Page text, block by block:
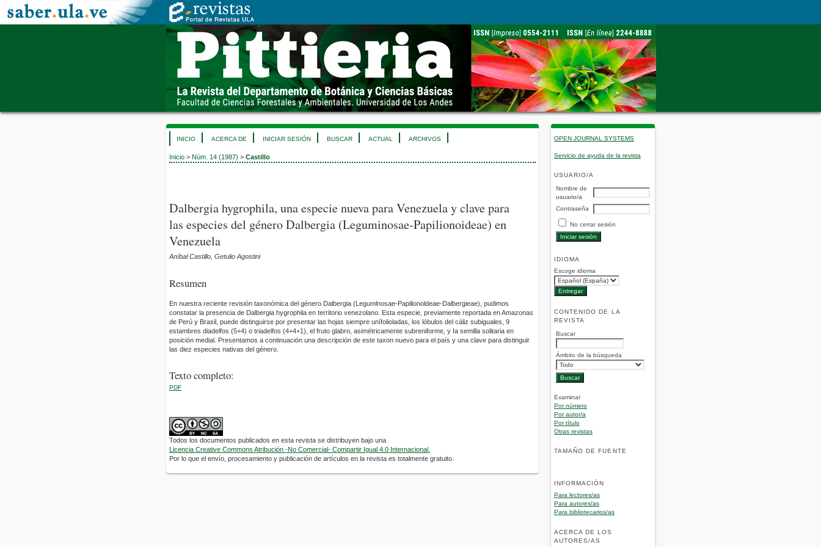
OPEN JOURNAL SYSTEMS
Servicio de ayuda de la revista
USUARIO/A
Nombre de
usuario/a
Contraseña
No cerrar sesión
IDIOMA
Escoge idioma
CONTENIDO DE LA
REVISTA
Buscar
Ámbito de la búsqueda
Examinar
Por número
Por autor/a
Por título
Otras revistas
TAMAÑO DE FUENTE
INFORMACIÓN
Para lectores/as
Para autores/as
Para bibliotecarios/as
ACERCA DE LOS
AUTORES/AS
INICIO ACERCA DE INICIAR SESIÓN BUSCAR ACTUAL ARCHIVOS
Inicio > Núm. 14 (1987) > Castillo
Dalbergia hygrophila, una especie nueva para Venezuela y clave para
las especies del género Dalbergia (Leguminosae-Papilionoideae) en
Venezuela
Aníbal Castillo, Getulio Agostini
Resumen
En nuestra reciente revisión taxonómica del género Dalbergia (Legumlnosae-Papilionoldeae-Dalbergieae), pudimos
constatar la presencia de Dalbergia hygrophila en territorio venezolano. Esta especie, previamente reportada en Amazonas
de Perú y Brasil, puede distinguirse por presentar las hojas siempre unífolioladas, los lóbulos del cáliz subiguales, 9
estambres diadelfos (5+4) o triadelfos (4+4+1), el fruto glabro, asimétricamente subreniforme, y Ia semilla solitaria en
posición medial. Presentamos a continuación una descripción de este taxon nuevo para el país y una clave para distinguir
las diez especies nativas del género.
Texto completo:
PDF
Todos los documentos publicados en esta revista se distribuyen bajo una
Licencia Creative Commons Atribución -No Comercial- Compartir Igual 4.0 Internacional.
Por lo que el envío, procesamiento y publicación de artículos en la revista es totalmente gratuito.